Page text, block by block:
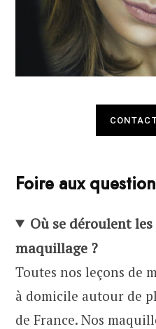
Foire aux
Où se déroulent
maquillage ?
Toutes nos leçons de
à domicile autour de
de France. Nos